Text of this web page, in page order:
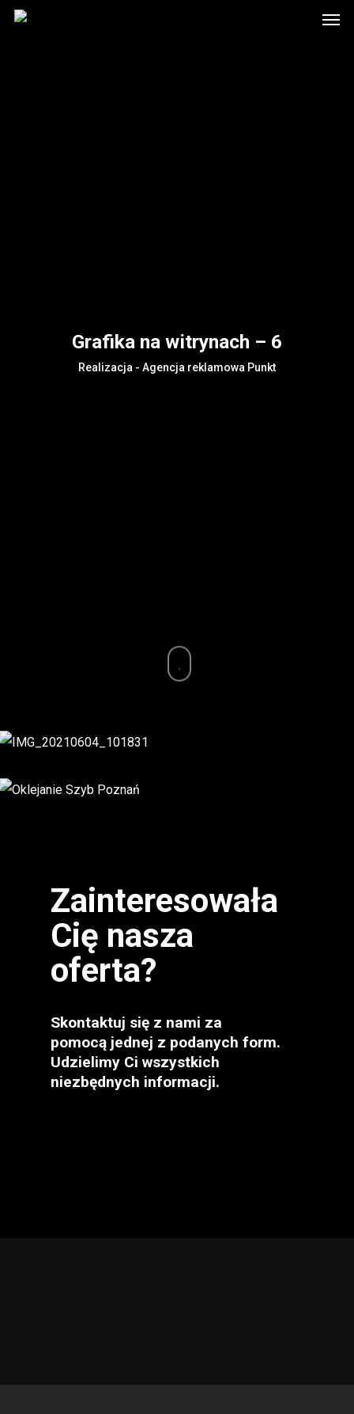
Skip
Grafika na witrynach – 6
Realizacja - Agencja reklamowa Punkt
Zainteresowała
Cię nasza
oferta?
Skontaktuj się z nami za
pomocą jednej z podanych form.
Udzielimy Ci wszystkich
niezbędnych informacji.